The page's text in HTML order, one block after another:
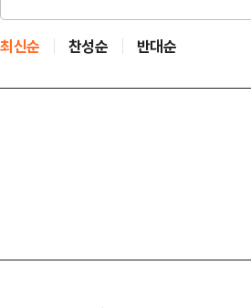
최신순 찬성순 반대순